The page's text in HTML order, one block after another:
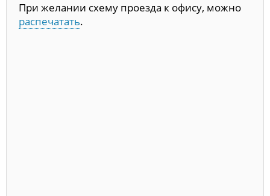
При желании схему проезда к офису, можно
распечатать.